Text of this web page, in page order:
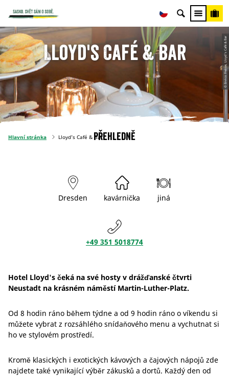
© Enrico Frehse, Lloyd's Café & Bar
Lloyd's Café & Bar
Hlavní stránka Lloyd's Café & BarPřehledně
Dresden kavárnička jiná
+49 351 5018774
Hotel Lloyd's čeká na své hosty v drážďanské čtvrti
Neustadt na krásném náměstí Martin-Luther-Platz.
Od 8 hodin ráno během týdne a od 9 hodin ráno o víkendu si
můžete vybrat z rozsáhlého snídaňového menu a vychutnat si
ho ve stylovém prostředí.
Kromě klasických i exotických kávových a čajových nápojů zde
najdete také vynikající výběr zákusků a dortů. Každý den od